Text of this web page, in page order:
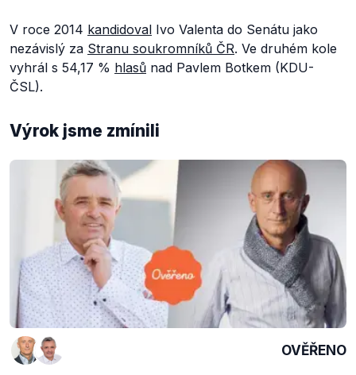
V roce 2014 kandidoval Ivo Valenta do Senátu jako
nezávislý za Stranu soukromníků ČR. Ve druhém kole
vyhrál s 54,17 % hlasů nad Pavlem Botkem (KDU-
ČSL).
Výrok jsme zmínili
OVĚŘENO